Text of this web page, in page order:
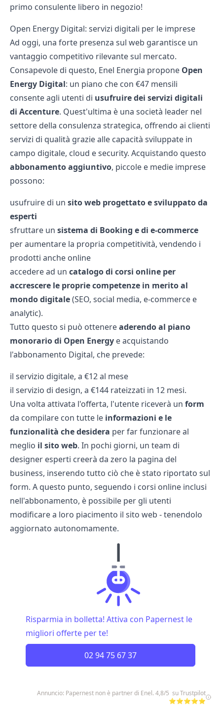
primo consulente libero in negozio!
Open Energy Digital: servizi digitali per le imprese
Ad oggi, una forte presenza sul web garantisce un
vantaggio competitivo rilevante sul mercato.
Consapevole di questo, Enel Energia propone Open
Energy Digital: un piano che con €47 mensili
consente agli utenti di usufruire dei servizi digitali
di Accenture. Quest'ultima è una società leader nel
settore della consulenza strategica, offrendo ai clienti
servizi di qualità grazie alle capacità sviluppate in
campo digitale, cloud e security. Acquistando questo
abbonamento aggiuntivo, piccole e medie imprese
possono:
usufruire di un sito web progettato e sviluppato da
esperti
sfruttare un sistema di Booking e di e-commerce
per aumentare la propria competitività, vendendo i
prodotti anche online
accedere ad un catalogo di corsi online per
accrescere le proprie competenze in merito al
mondo digitale(SEO, social media, e-commerce e
analytic).
Tutto questo si può ottenereaderendo al piano
monorario di Open Energy e acquistando
l'abbonamento Digital, che prevede:
il servizio digitale, a €12 al mese
il servizio di design, a €144 rateizzati in 12 mesi.
Una volta attivata l'offerta, l'utente riceverà un form
da compilare con tutte le informazioni e le
funzionalità che desidera per far funzionare al
meglio il sito web. In pochi giorni, un team di
designer esperti creerà da zero la pagina del
business, inserendo tutto ciò che è stato riportato sul
form. A questo punto, seguendo i corsi online inclusi
nell'abbonamento, è possibile per gli utenti
modificare a loro piacimento il sito web - tenendolo
aggiornato autonomamente.
Risparmia in bolletta! Attiva con Papernest le
migliori offerte per te!
02 94 75 67 37
Annuncio: Papernest non è partner di Enel. 4,8/5 su Trustpilot
⭐⭐⭐⭐⭐